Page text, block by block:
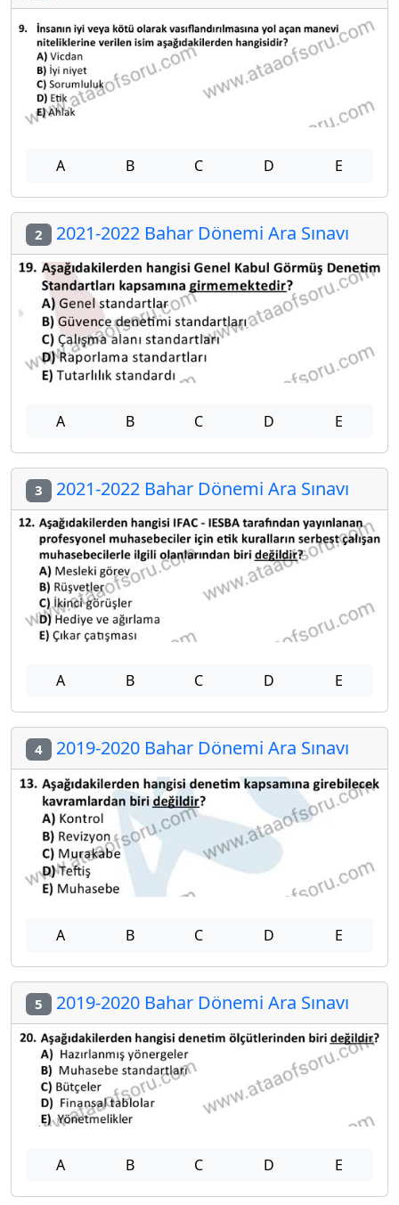
A B C D E
2 2021-2022 Bahar Dönemi Ara Sınavı
A B C D E
3 2021-2022 Bahar Dönemi Ara Sınavı
A B C D E
4 2019-2020 Bahar Dönemi Ara Sınavı
A B C D E
5 2019-2020 Bahar Dönemi Ara Sınavı
A B C D E